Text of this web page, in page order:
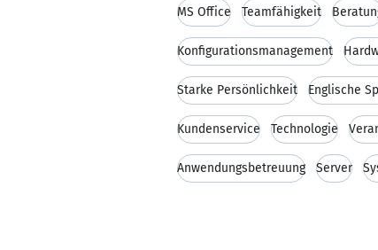
MS Office Teamfähigkeit
Konfigurationsmanagement
Starke Persönlichkeit Englische
Kundenservice Technologie
Anwendungsbetreuung Server